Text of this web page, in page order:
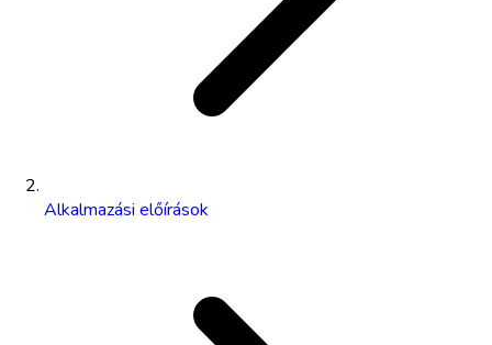
Alkalmazási előírások